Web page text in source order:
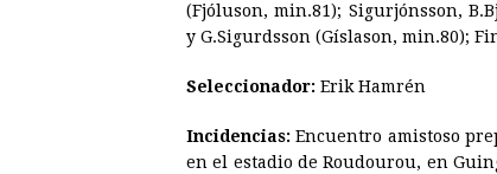
(Fjóluson, min.81); Sigurjónsson,
y G.Sigurdsson (Gíslason, min.80);
Seleccionador: Erik Hamrén
Incidencias: Encuentro amistoso
en el estadio de Roudourou, en